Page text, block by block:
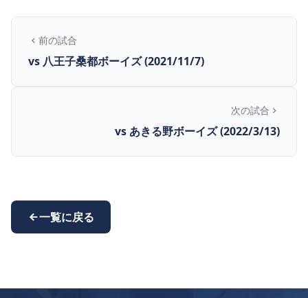
前の試合
vs 八王子桑都ボーイズ (2021/11/7)
次の試合
vs あきる野ボーイズ (2022/3/13)
一覧に戻る